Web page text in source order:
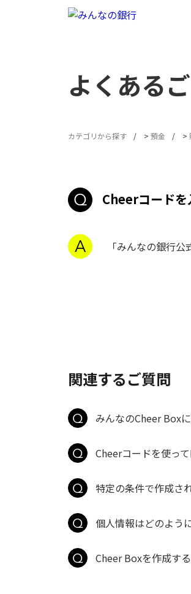
よくある
カテゴリから探す > 預金 >
Cheerコードを
「みんなの銀行
関連するご質問
みんなのCheer Box
Cheerコードを使っ
特定の条件で作成さ
個人情報はどのよう
Cheer Boxを作成す